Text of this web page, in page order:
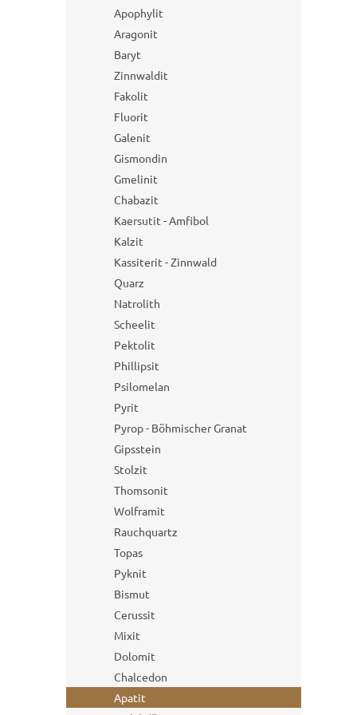
Apophylit
Aragonit
Baryt
Zinnwaldit
Fakolit
Fluorit
Galenit
Gismondin
Gmelinit
Chabazit
Kaersutit - Amfibol
Kalzit
Kassiterit - Zinnwald
Quarz
Natrolith
Scheelit
Pektolit
Phillipsit
Psilomelan
Pyrit
Pyrop - Böhmischer Granat
Gipsstein
Stolzit
Thomsonit
Wolframit
Rauchquartz
Topas
Pyknit
Bismut
Cerussit
Mixit
Dolomit
Chalcedon
Apatit